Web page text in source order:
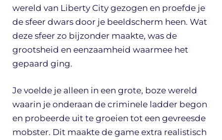
wereld van Liberty City gezogen en proefde je
de sfeer dwars door je beeldscherm heen. Wat
deze sfeer zo bijzonder maakte, was de
grootsheid en eenzaamheid waarmee het
gepaard ging.
Je voelde je alleen in een grote, boze wereld
waarin je onderaan de criminele ladder begon
en probeerde uit te groeien tot een gevreesde
mobster. Dit maakte de game extra realistisch